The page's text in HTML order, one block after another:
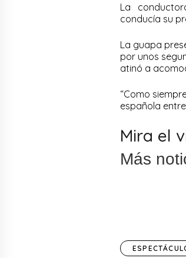
La
conducía su
La guapa
por unos
atinó a
“Como
española
Mira el
Más